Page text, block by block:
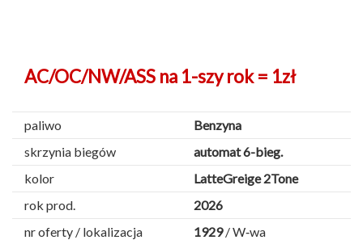
AC/OC/NW/ASS na 1-szy rok = 1zł
paliwo
Benzyna
skrzynia biegów
automat 6-bieg.
kolor
LatteGreige 2Tone
rok prod.
2026
nr oferty / lokalizacja
1929/ W‑wa